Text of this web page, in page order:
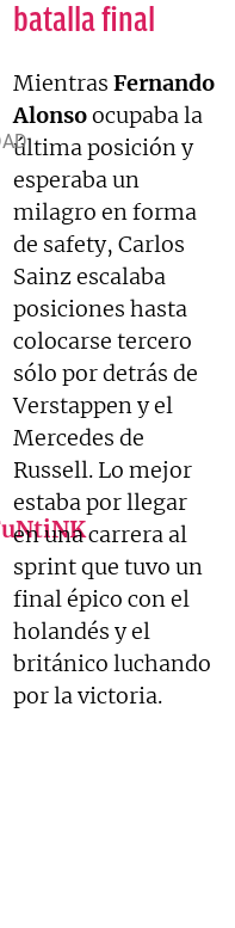
batalla final
MientrasFernando
Alonsoocupaba la
última posición y
esperaba un
milagro en forma
de safety, Carlos
Sainz escalaba
posiciones hasta
colocarse tercero
sólo por detrás de
Verstappen y el
Mercedes de
Russell. Lo mejor
estaba por llegar
en una carrera al
sprint que tuvo un
final épico con el
holandés y el
británico luchando
por la victoria.